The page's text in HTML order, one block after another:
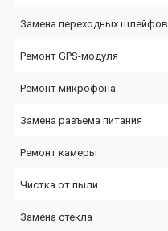
Замена переходных шлейфов
Ремонт GPS-модуля
Ремонт микрофона
Замена разъема питания
Ремонт камеры
Чистка от пыли
Замена стекла